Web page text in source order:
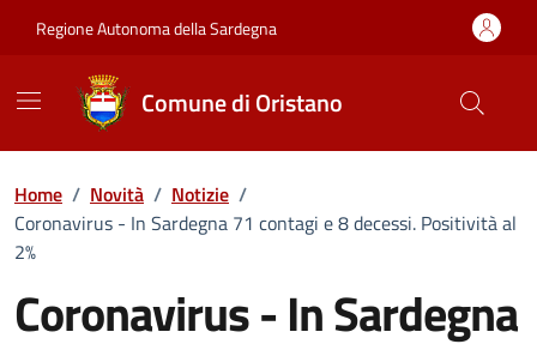
Regione Autonoma della Sardegna
Comune di Oristano
Home / Novità / Notizie /
Coronavirus - In Sardegna 71 contagi e 8 decessi. Positività al
2%
Coronavirus - In Sardegna